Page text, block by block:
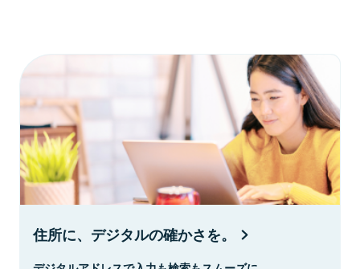
住所に、デジタルの確かさを。